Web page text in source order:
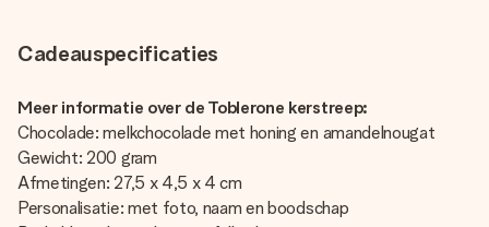
Cadeauspecificaties
Meer informatie over de Toblerone kerstreep:
Chocolade: melkchocolade met honing en amandelnougat
Gewicht: 200 gram
Afmetingen: 27,5 x 4,5 x 4 cm
Personalisatie: met foto, naam en boodschap